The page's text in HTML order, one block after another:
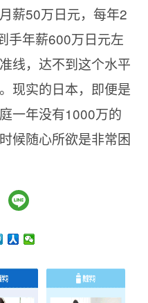
薪50万日元，每年2
手年薪600万日元左
线，达不到这个水平
现实的日本，即便是
一年没有1000万的
候随心所欲是非常困